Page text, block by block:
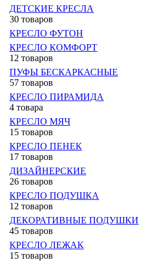
ДЕТСКИЕ КРЕСЛА
30 товаров
КРЕСЛО ФУТОН
КРЕСЛО КОМФОРТ
12 товаров
ПУФЫ БЕСКАРКАСНЫЕ
57 товаров
КРЕСЛО ПИРАМИДА
4 товара
КРЕСЛО МЯЧ
15 товаров
КРЕСЛО ПЕНЕК
17 товаров
ДИЗАЙНЕРСКИЕ
26 товаров
КРЕСЛО ПОДУШКА
12 товаров
ДЕКОРАТИВНЫЕ ПОДУШКИ
45 товаров
КРЕСЛО ЛЕЖАК
15 товаров